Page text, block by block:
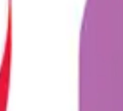
Bu yenilikçi yakl...